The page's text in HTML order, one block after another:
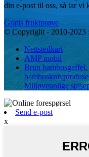
din e-post til oss, så tar vi
Gratis fruktprøve
© Copyright - 2010-2023
Nettstedkart
AMP mobil
Brun bambusgaffel,
Miljøvennlige
Send e-post
x